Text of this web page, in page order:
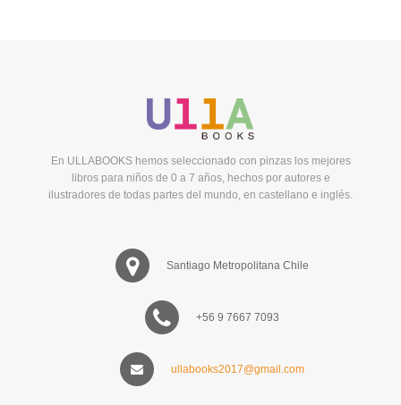
En ULLABOOKS hemos seleccionado con pinzas los mejores
libros para niños de 0 a 7 años, hechos por autores e
ilustradores de todas partes del mundo, en castellano e inglés.
Santiago Metropolitana Chile
+56 9 7667 7093
ullabooks2017@gmail.com